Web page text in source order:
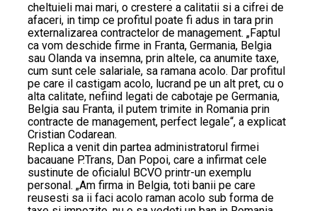
cheltuieli mai mari, o crestere a calitatii si a cifrei de
afaceri, in timp ce profitul poate fi adus in tara prin
externalizarea contractelor de management. „Faptul
ca vom deschide firme in Franta, Germania, Belgia
sau Olanda va insemna, prin altele, ca anumite taxe,
cum sunt cele salariale, sa ramana acolo. Dar profitul
pe care il castigam acolo, lucrand pe un alt pret, cu o
alta calitate, nefiind legati de cabotaje pe Germania,
Belgia sau Franta, il putem trimite in Romania prin
contracte de management, perfect legale“, a explicat
Cristian Codarean.
Replica a venit din partea administratorul firmei
bacauane P.Trans, Dan Popoi, care a infirmat cele
sustinute de oficialul BCVO printr-un exemplu
personal. „Am firma in Belgia, toti banii pe care
reusesti sa ii faci acolo raman acolo sub forma de